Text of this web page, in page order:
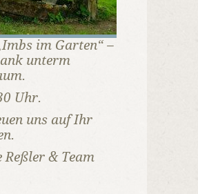
im Garten“ –
unterm
Uhr.
uns auf Ihr
Reßler & Team